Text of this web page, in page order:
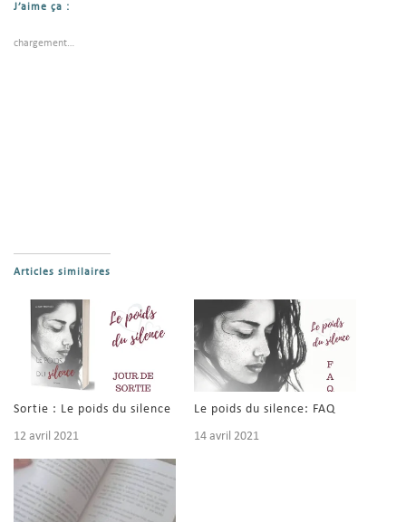
J’aime ça :
chargement…
Articles similaires
Sortie : Le poids du silence
12 avril 2021
Le poids du silence: FAQ
14 avril 2021